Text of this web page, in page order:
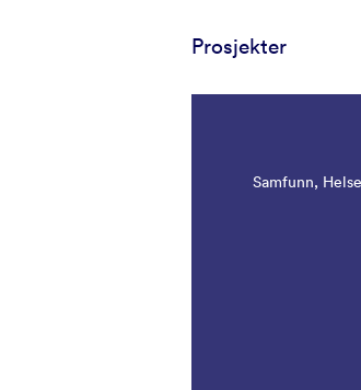
Prosjekter
Samfunn, Helse